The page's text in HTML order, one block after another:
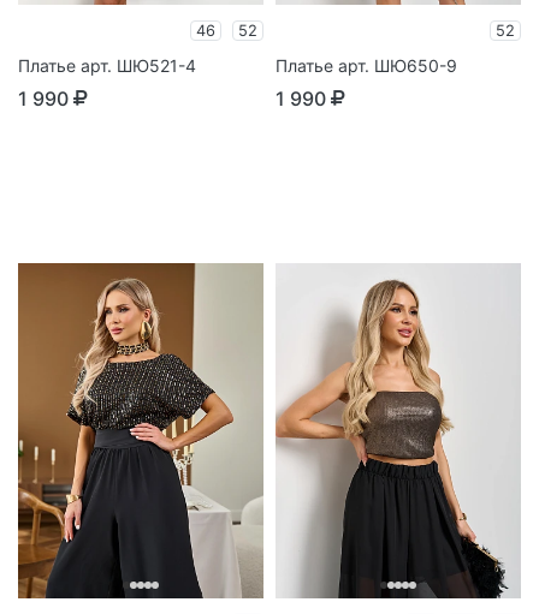
46 52
Платье арт. ШЮ521-4
1 990
52
Платье арт. ШЮ650-9
1 990